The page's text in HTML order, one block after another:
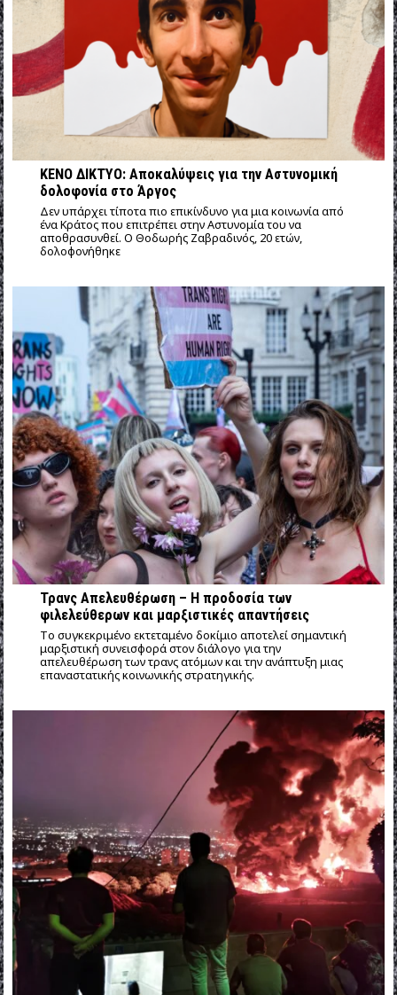
ΚΕΝΟ ΔΙΚΤΥΟ: Αποκαλύψεις για την Αστυνομική
δολοφονία στο Άργος
Δεν υπάρχει τίποτα πιο επικίνδυνο για μια κοινωνία από
ένα Κράτος που επιτρέπει στην Αστυνομία του να
αποθρασυνθεί. Ο Θοδωρής Ζαβραδινός, 20 ετών,
δολοφονήθηκε
Τρανς Απελευθέρωση – Η προδοσία των
φιλελεύθερων και μαρξιστικές απαντήσεις
Tο συγκεκριμένο εκτεταμένο δοκίμιο αποτελεί σημαντική
μαρξιστική συνεισφορά στον διάλογο για την
απελευθέρωση των τρανς ατόμων και την ανάπτυξη μιας
επαναστατικής κοινωνικής στρατηγικής.